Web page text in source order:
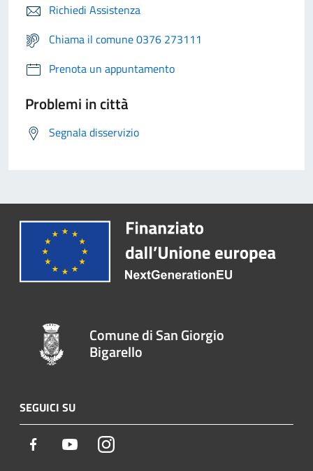
Richiedi Assistenza
Chiama il comune 0376 273111
Prenota un appuntamento
Problemi in città
Segnala disservizio
Comune di San Giorgio
Bigarello
SEGUICI SU
Facebook YoutubeInstagram